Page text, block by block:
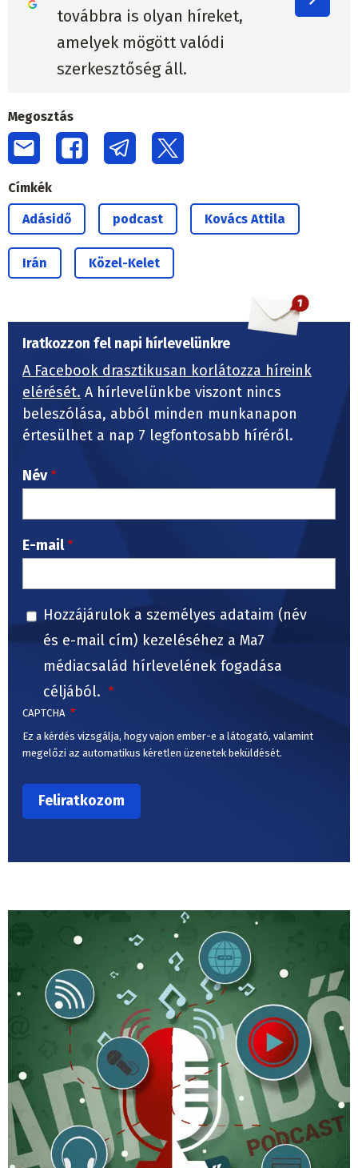
továbbra is olyan híreket,
amelyek mögött valódi
szerkesztőség áll.
Megosztás
Címkék
Adásidő podcast Kovács Attila
Irán Közel-Kelet
Iratkozzon fel napi hírlevelünkre
A Facebook drasztikusan korlátozza híreink
elérését. A hírlevelünkbe viszont nincs
beleszólása, abból minden munkanapon
értesülhet a nap 7 legfontosabb híréről.
Név
E-mail
Hozzájárulok a személyes adataim (név
és e-mail cím) kezeléséhez a Ma7
médiacsalád hírlevelének fogadása
céljából.
CAPTCHA
Ez a kérdés vizsgálja, hogy vajon ember-e a látogató, valamint
megelőzi az automatikus kéretlen üzenetek beküldését.